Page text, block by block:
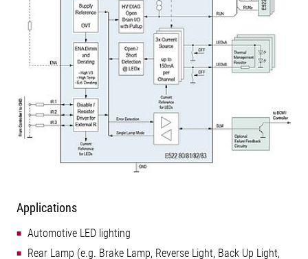
Applications
Automotive LED lighting
Rear Lamp (e.g. Brake Lamp, Reverse Light, Back Up Light,